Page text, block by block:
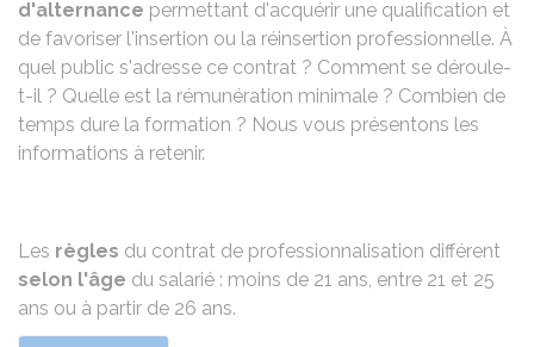
d'alternance permettant d'acquérir une qualification et
de favoriser l'insertion ou la réinsertion professionnelle. À
quel public s'adresse ce contrat ? Comment se déroule-
t-il ? Quelle est la rémunération minimale ? Combien de
temps dure la formation ? Nous vous présentons les
informations à retenir.
Les règles du contrat de professionnalisation différent
selon l'âge du salarié : moins de 21 ans, entre 21 et 25
ans ou à partir de 26 ans.